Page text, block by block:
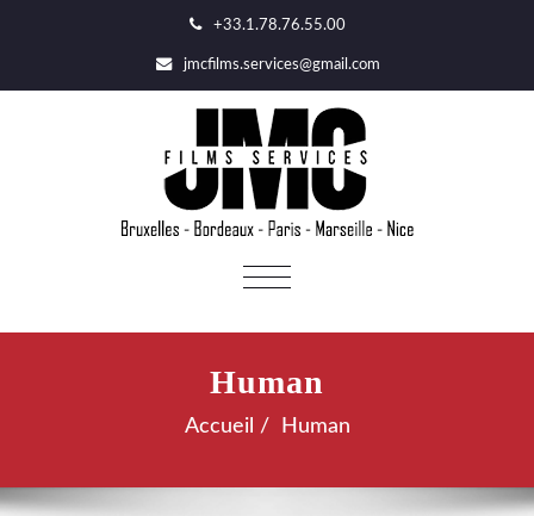
+33.1.78.76.55.00
jmcfilms.services@gmail.com
AFFICHER/MASQUER
NAVIGATION
Human
Accueil Human